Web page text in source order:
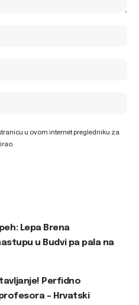
u ovom internet pregledniku za
Lepa Brena
u Budvi pa pala na
Perfidno
– Hrvatski